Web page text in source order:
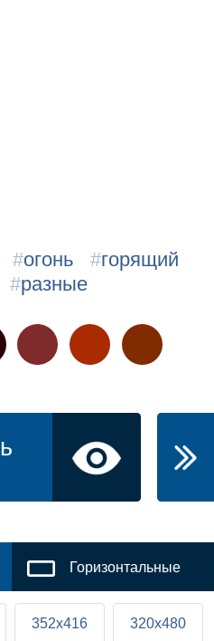
#огонь #горящий
#разные
Горизонтальные
352x416 320x480